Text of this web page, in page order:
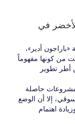
في
أدير»،
من كونها مفهوماً
أطر تطوير
مشروعات حاصلة
إلا أن الوضع
اهتمام